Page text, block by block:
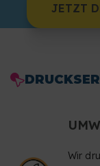
JETZT
Wir